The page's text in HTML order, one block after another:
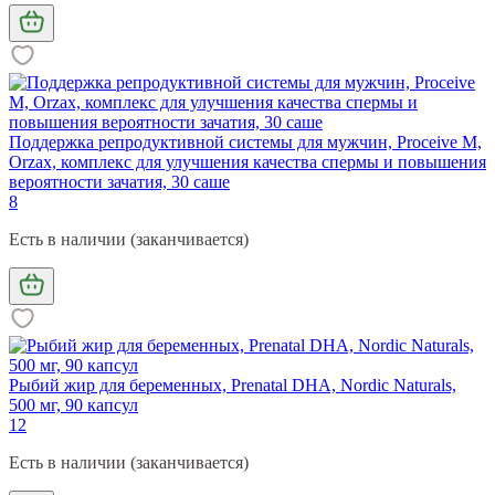
Поддержка репродуктивной системы для мужчин, Proceive M,
Orzax, комплекс для улучшения качества спермы и повышения
вероятности зачатия, 30 саше
8
Есть в наличии (заканчивается)
Рыбий жир для беременных, Prenatal DHA, Nordic Naturals,
500 мг, 90 капсул
12
Есть в наличии (заканчивается)